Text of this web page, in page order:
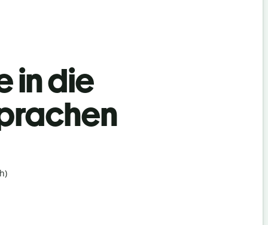
in die